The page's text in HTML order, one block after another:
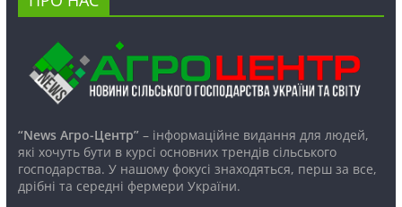
“News Агро-Центр”– інформаційне видання для людей,
які хочуть бути в курсі основних трендів сільського
господарства. У нашому фокусі знаходяться, перш за все,
дрібні та середні фермери України.